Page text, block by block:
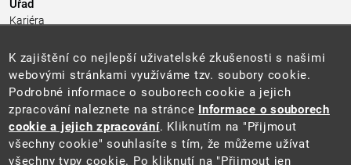
Úřad
Kariéra
Pro média a veřejnost
Povinně zveřejňované informace
Kontakty
Přistupnost budovy úřadu MŽP
(PDF, 204 kB)
Web
Aktuality
K zajištění co nejlepší uživatelské zkušenosti s našimi
webovými stránkami využíváme tzv. soubory cookie.
Podrobné informace o souborech cookie a jejich
zpracování naleznete na stránce Informace o souborech
cookie a jejich zpracování. Kliknutím na "Přijmout
všechny cookie" souhlasíte s tím, že můžeme užívat
všechny typy cookie. Po kliknutí na "Přijmout jen